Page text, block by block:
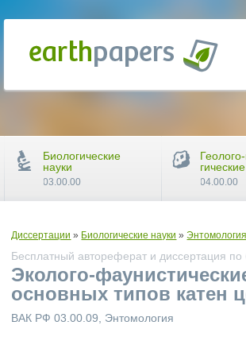
Диссертации » Биологические науки »Энтомология
Бесплатный автореферат и диссертация по
Эколого-
основных типов катен
ВАК РФ 03.00.09, Энтомология
Биологические
науки
03.00.00 04.00.00